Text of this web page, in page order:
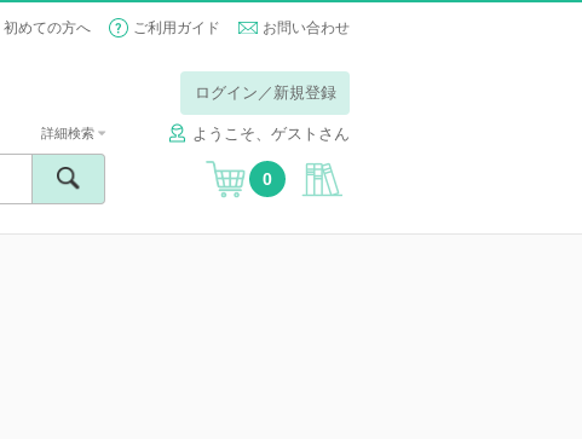
初めての方へ ご利用ガイド お問い合わせ
ログイン／新規登録
ようこそ、ゲストさん
詳細検索
0